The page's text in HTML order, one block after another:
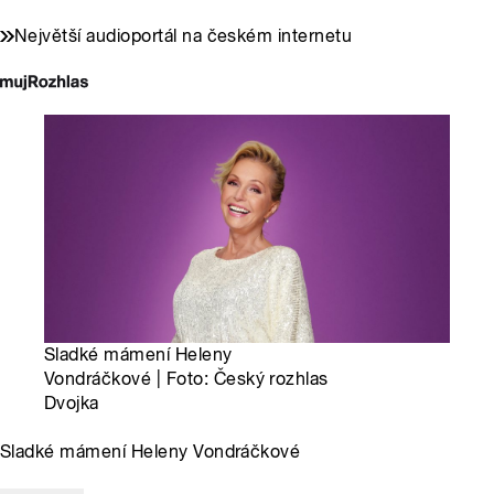
Největší audioportál na českém internetu
Sladké mámení Heleny
Vondráčkové | Foto: Český rozhlas
Dvojka
Sladké mámení Heleny Vondráčkové